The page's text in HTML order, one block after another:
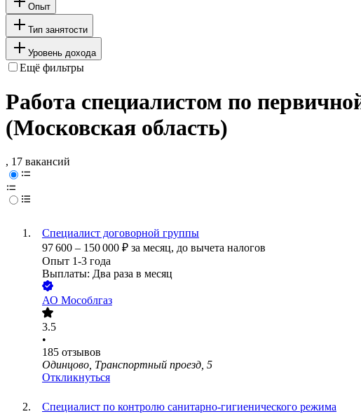
Опыт
Тип занятости
Уровень дохода
Ещё фильтры
Работа специалистом по
(Московская область)
, 17 вакансий
Специалист договорной группы
97 600 – 150 000 ₽ за месяц, до вычета налогов
Опыт 1-3 года
Выплаты: Два раза в месяц
АО Мособлгаз
3.5
•
185 отзывов
Одинцово, Транспортный проезд, 5
Откликнуться
Специалист по контролю санитарно-гигиенического режима